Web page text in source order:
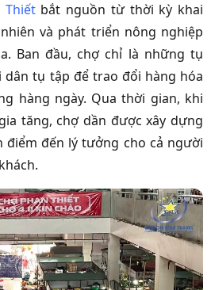
Thiếtbắt nguồn từ thời kỳ khai
và phát triển nông nghiệp
Ban đầu, chợ chỉ là những tụ
tụ tập để trao đổi hàng hóa
hàng ngày. Qua thời gian, khi
tăng, chợ dần được xây dựng
đến lý tưởng cho cả người